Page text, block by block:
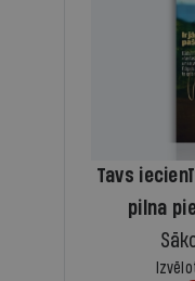
Tavs
pilna